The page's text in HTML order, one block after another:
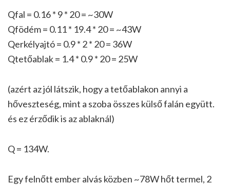
Qfal = 0.16 * 9 * 20 = ~30W
Qfödém = 0.11 * 19.4 * 20 = ~43W
Qerkélyajtó = 0.9 * 2 * 20 = 36W
Qtetőablak = 1.4 * 0.9 * 20 = 25W
(azért az jól látszik, hogy a tetőablakon annyi a
hőveszteség, mint a szoba összes külső falán együtt.
és ez érződik is az ablaknál)
Q = 134W.
Egy felnőtt ember alvás közben ~78W hőt termel, 2